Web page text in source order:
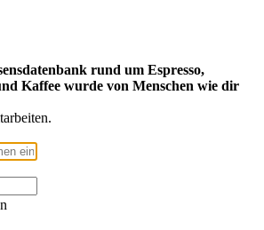
rund um Espresso,
Kaffee wurde von Menschen wie dir